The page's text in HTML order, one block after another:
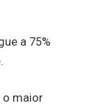
a 75%
o maior